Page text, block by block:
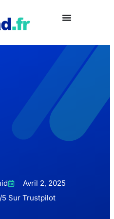
Avril 2, 2025
5 Sur Trustpilot